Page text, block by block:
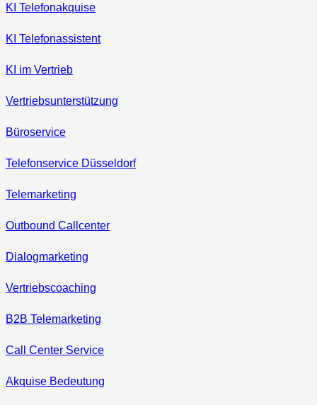
KI Telefonakquise
KI Telefonassistent
KI im Vertrieb
Vertriebsunterstützung
Büroservice
Telefonservice Düsseldorf
Telemarketing
Outbound Callcenter
Dialogmarketing
Vertriebscoaching
B2B Telemarketing
Call Center Service
Akquise Bedeutung